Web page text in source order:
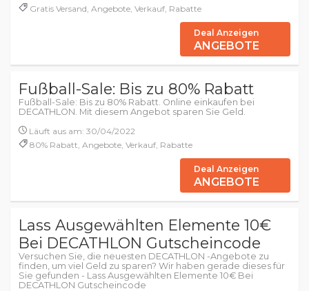
Gratis Versand, Angebote, Verkauf, Rabatte
Deal Anzeigen
ANGEBOTE
Fußball-Sale: Bis zu 80% Rabatt
Fußball-Sale: Bis zu 80% Rabatt. Online einkaufen bei
DECATHLON. Mit diesem Angebot sparen Sie Geld.
Läuft aus am: 30/04/2022
80% Rabatt, Angebote, Verkauf, Rabatte
Deal Anzeigen
ANGEBOTE
Lass Ausgewählten Elemente 10€
Bei DECATHLON Gutscheincode
Versuchen Sie, die neuesten DECATHLON -Angebote zu
finden, um viel Geld zu sparen? Wir haben gerade dieses für
Sie gefunden - Lass Ausgewählten Elemente 10€ Bei
DECATHLON Gutscheincode